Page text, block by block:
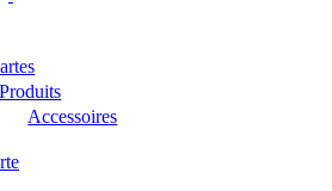
Produits
Accessoires